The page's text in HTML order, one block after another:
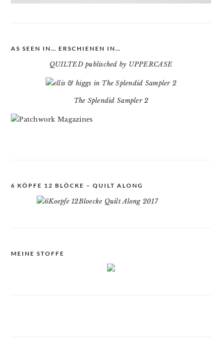
AS SEEN IN… ERSCHIENEN IN…
QUILTED publisched by UPPERCASE
The Splendid Sampler 2
6 KÖPFE 12 BLÖCKE – QUILT ALONG
MEINE STOFFE